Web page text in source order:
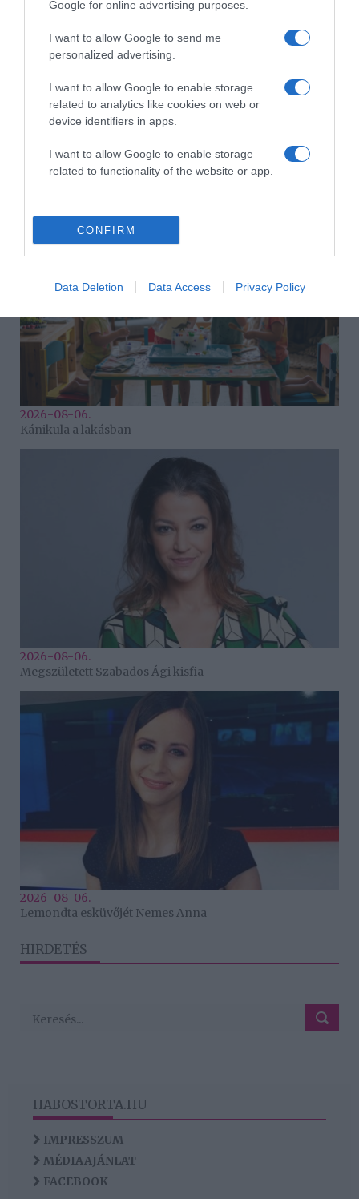
Google for online advertising purposes.
I want to allow Google to send me
personalized advertising.
I want to allow Google to enable storage
related to analytics like cookies on web or
device identifiers in apps.
I want to allow Google to enable storage
related to functionality of the website or app.
CONFIRM
Data Deletion Data Access Privacy Policy
2026-08-06.
2026-08-06.
Kánikula a lakásban
2026-08-06.
Megszületett Szabados Ági kisfia
2026-08-06.
Lemondta esküvőjét Nemes Anna
HIRDETÉS
HABOSTORTA.HU
IMPRESSZUM
MÉDIAAJÁNLAT
FACEBOOK